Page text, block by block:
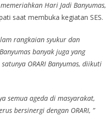
Hari Jadi Banyumas,
saat membuka kegiatan SES.
rangkaian syukur dan
banyak juga yang
ORARI Banyumas, diikuti
semua ageda di masyarakat,
bersinergi dengan ORARI, ”